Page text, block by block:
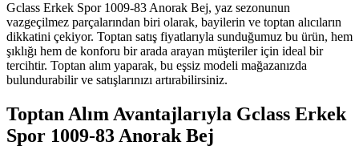
Gclass Erkek Spor 1009-83 Anorak Bej, yaz sezonunun
vazgeçilmez parçalarından biri olarak, bayilerin ve toptan alıcıların
dikkatini çekiyor. Toptan satış fiyatlarıyla sunduğumuz bu ürün, hem
şıklığı hem de konforu bir arada arayan müşteriler için ideal bir
tercihtir. Toptan alım yaparak, bu eşsiz modeli mağazanızda
bulundurabilir ve satışlarınızı artırabilirsiniz.
Toptan Alım Avantajlarıyla Gclass Erkek
Spor 1009-83 Anorak Bej